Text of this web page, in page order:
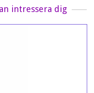
intressera dig